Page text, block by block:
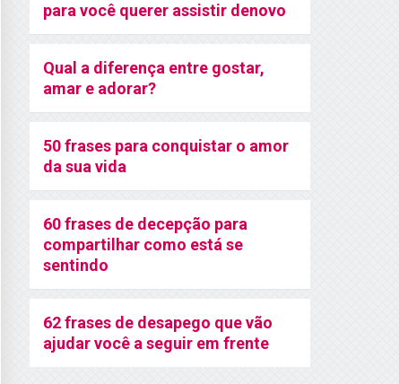
para você querer assistir denovo
Qual a diferença entre gostar,
amar e adorar?
50 frases para conquistar o amor
da sua vida
60 frases de decepção para
compartilhar como está se
sentindo
62 frases de desapego que vão
ajudar você a seguir em frente